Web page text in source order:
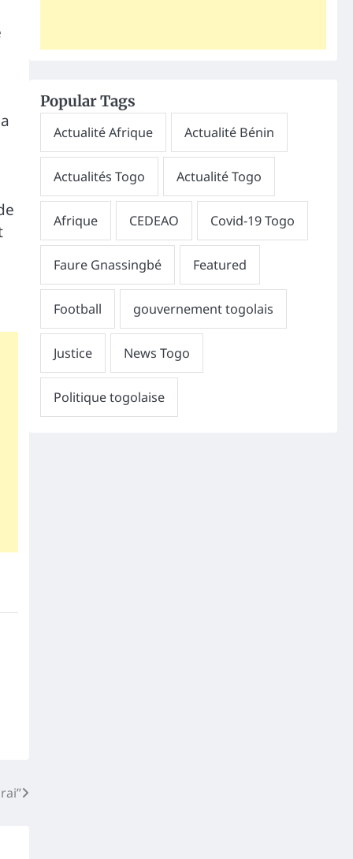
Popular Tags